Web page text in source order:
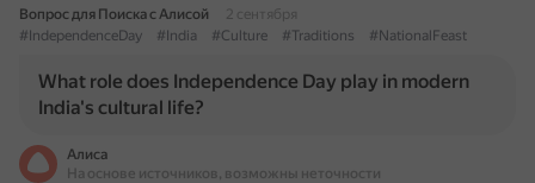
Вопрос для Поиска с Алисой
2 сентября
#IndependenceDay
#India #Culture #Traditions #NationalFeast
What role does Independence Day play in modern
India's cultural life?
Алиса
На основе источников, возможны неточности